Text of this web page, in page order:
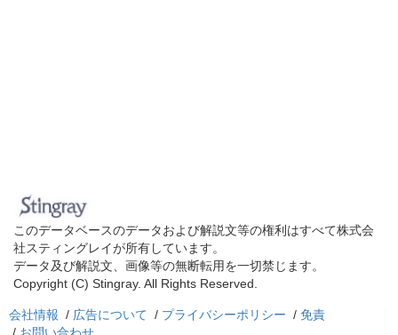
このデータベースのデータおよび解説文等の権利はすべて株式会
社スティングレイが所有しています。
データ及び解説文、画像等の無断転用を一切禁じます。
Copyright (C) Stingray. All Rights Reserved.
会社情報 / 広告について / プライバシーポリシー / 免責